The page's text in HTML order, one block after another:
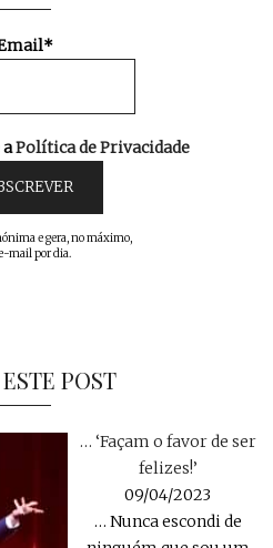
aPolítica de Privacidade
e gera, no máximo,
mail por dia.
POST
… ‘Façam o favor de ser
felizes!’
09/04/2023
… Nunca escondi de